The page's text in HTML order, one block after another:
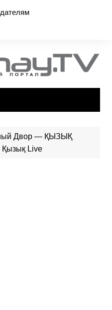
Двор — ҚЫЗЫҚ
Қызық Live